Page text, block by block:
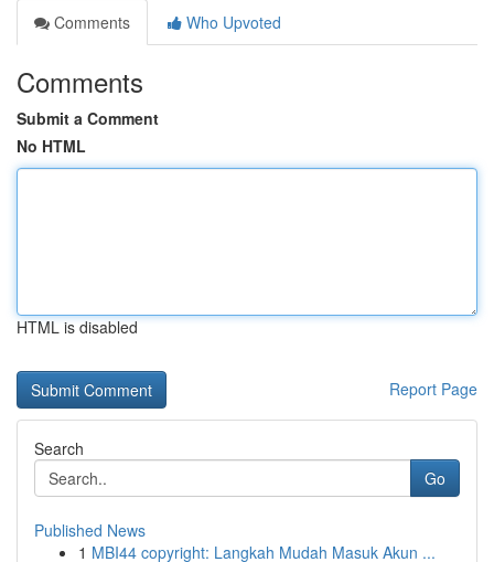
Comments
Who Upvoted
Comments
Submit a Comment
No HTML
HTML is disabled
Report Page
Search
Go
Published News
1 MBI44 copyright: Langkah Mudah Masuk Akun ...